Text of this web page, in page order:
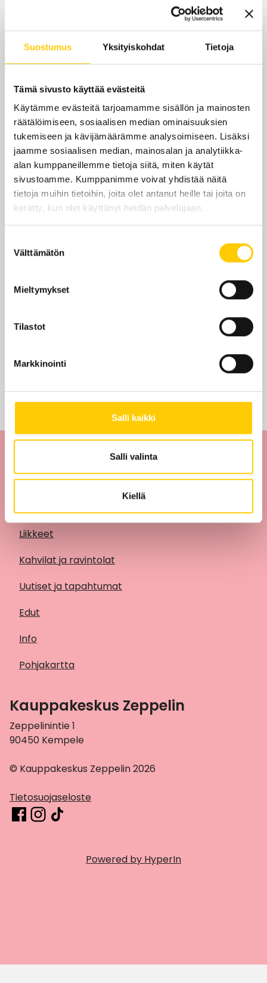
Suostumus Yksityiskohdat Tietoja
Tämä sivusto käyttää evästeitä
Käytämme evästeitä tarjoamamme sisällön ja mainosten
räätälöimiseen, sosiaalisen median ominaisuuksien
tukemiseen ja kävijämäärämme analysoimiseen. Lisäksi
jaamme sosiaalisen median, mainosalan ja analytiikka-
alan kumppaneillemme tietoja siitä, miten käytät
sivustoamme. Kumppanimme voivat yhdistää näitä
tietoja muihin tietoihin, joita olet antanut heille tai joita on
kerätty, kun olet käyttänyt heidän palvelujaan.
valinta
Välttämätön
Mieltymykset
Tilastot
Markkinointi
Salli kaikki
Salli valinta
Kiellä
10–20
su
12–18
Yhteystiedot
358201106170
Sijainti kauppakeskuksessa
KRS 1
KATSO POHJAKARTALLA
Edut ja tarjoukset
Liikkeet
Kahvilat ja ravintolat
Uutiset ja tapahtumat
Edut
Info
Pohjakartta
Kauppakeskus Zeppelin
Zeppelinintie 1
90450 Kempele
© Kauppakeskus Zeppelin 2026
Tietosuojaseloste
Powered by HyperIn